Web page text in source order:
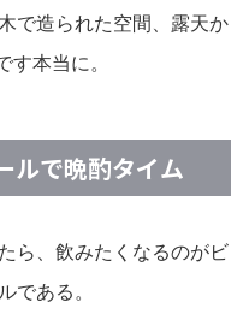
で造られた空間、露天か
本当に。
ルで晩酌タイム
ら、飲みたくなるのがビ
である。